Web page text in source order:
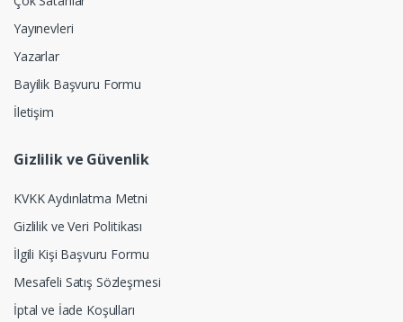
Yayınevleri
Yazarlar
Bayilik Başvuru Formu
İletişim
Gizlilik ve Güvenlik
KVKK Aydınlatma Metni
Gizlilik ve Veri Politikası
İlgili Kişi Başvuru Formu
Mesafeli Satış Sözleşmesi
İptal ve İade Koşulları